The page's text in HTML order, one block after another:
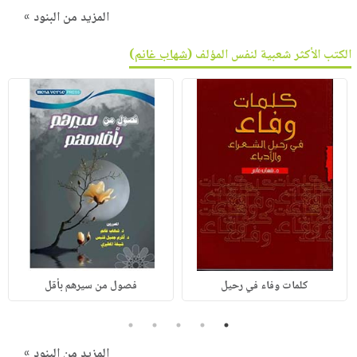
المزيد من البنود »
الكتب الأكثر شعبية لنفس المؤلف (شهاب غانم)
كلمات وفاء في رحيل فصول من سيرهم بأقل
1
2
3
4
5